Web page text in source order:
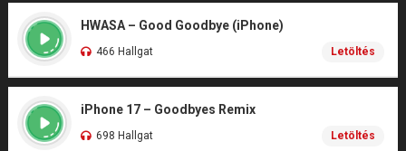
HWASA – Good Goodbye (iPhone)
466 Hallgat Letöltés
iPhone 17 – Goodbyes Remix
698 Hallgat Letöltés